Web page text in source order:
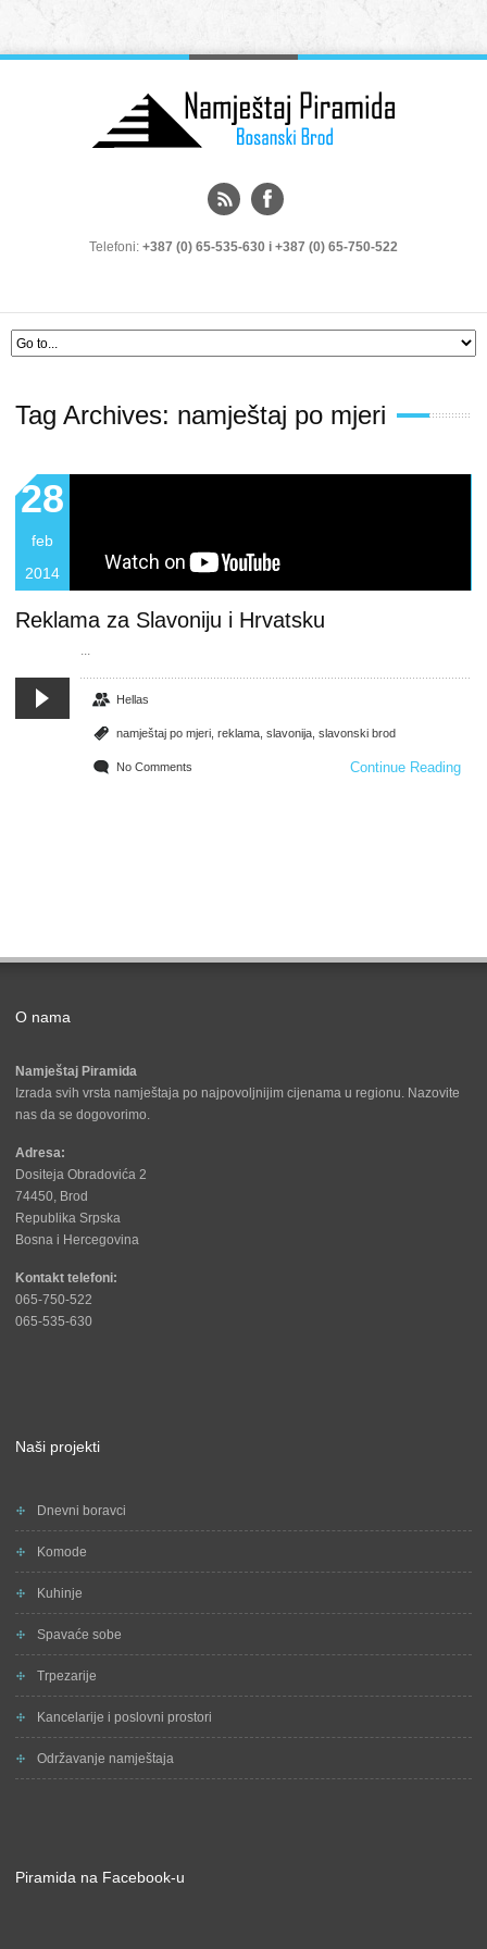
Telefoni: +387 (0) 65-535-630 i +387 (0) 65-750-522
Tag Archives: namještaj po mjeri
28
feb
2014
Reklama za Slavoniju i Hrvatsku
...
Hellas
namještaj po mjeri ,reklama ,slavonija ,slavonski brod
No Comments Continue Reading
O nama
Namještaj Piramida
Izrada svih vrsta namještaja po najpovoljnijim cijenama u regionu. Nazovite
nas da se dogovorimo.
Adresa:
Dositeja Obradovića 2
74450, Brod
Republika Srpska
Bosna i Hercegovina
Kontakt telefoni:
065-750-522
065-535-630
Naši projekti
Dnevni boravci
Komode
Kuhinje
Spavaće sobe
Trpezarije
Kancelarije i poslovni prostori
Održavanje namještaja
Piramida na Facebook-u